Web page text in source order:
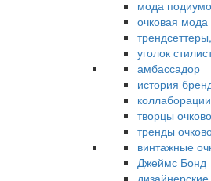
мода
очковая мода
уголок
амбассадор
история
коллаборации
творцы
тренды
винтажные
Джеймс Бонд